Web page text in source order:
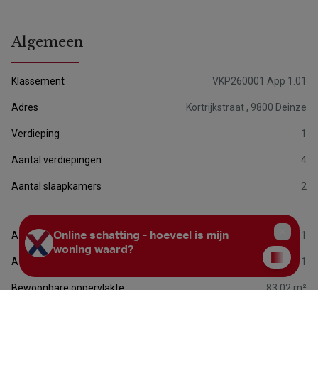
Algemeen
Klassement VKP260001 App 1.01
Adres Kortrijkstraat , 9800 Deinze
Verdieping 1
Aantal verdiepingen 4
Aantal slaapkamers 2
Aantal badkamers 1
Aantal toiletten 1
Bewoonbare oppervlakte 83.02 m²